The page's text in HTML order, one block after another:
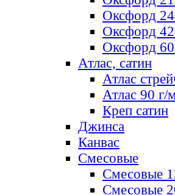
Оксфорд
Оксфорд
Оксфорд
Атлас, сатин
Атлас
Атлас 90 г/
Креп сатин
Джинса
Канвас
Смесовые
Смесовые
Смесовые